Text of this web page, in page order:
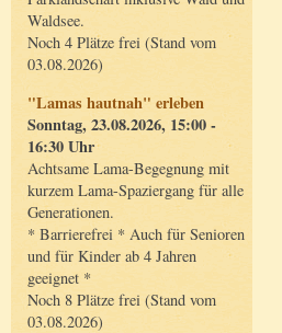
Waldsee.
Noch 4 Plätze frei (Stand vom
03.08.2026)
"Lamas hautnah" erleben
Sonntag, 23.08.2026, 15:00 -
16:30 Uhr
Achtsame Lama-Begegnung mit
kurzem Lama-Spaziergang für alle
Generationen.
* Barrierefrei * Auch für Senioren
und für Kinder ab 4 Jahren
geeignet *
Noch 8 Plätze frei (Stand vom
03.08.2026)